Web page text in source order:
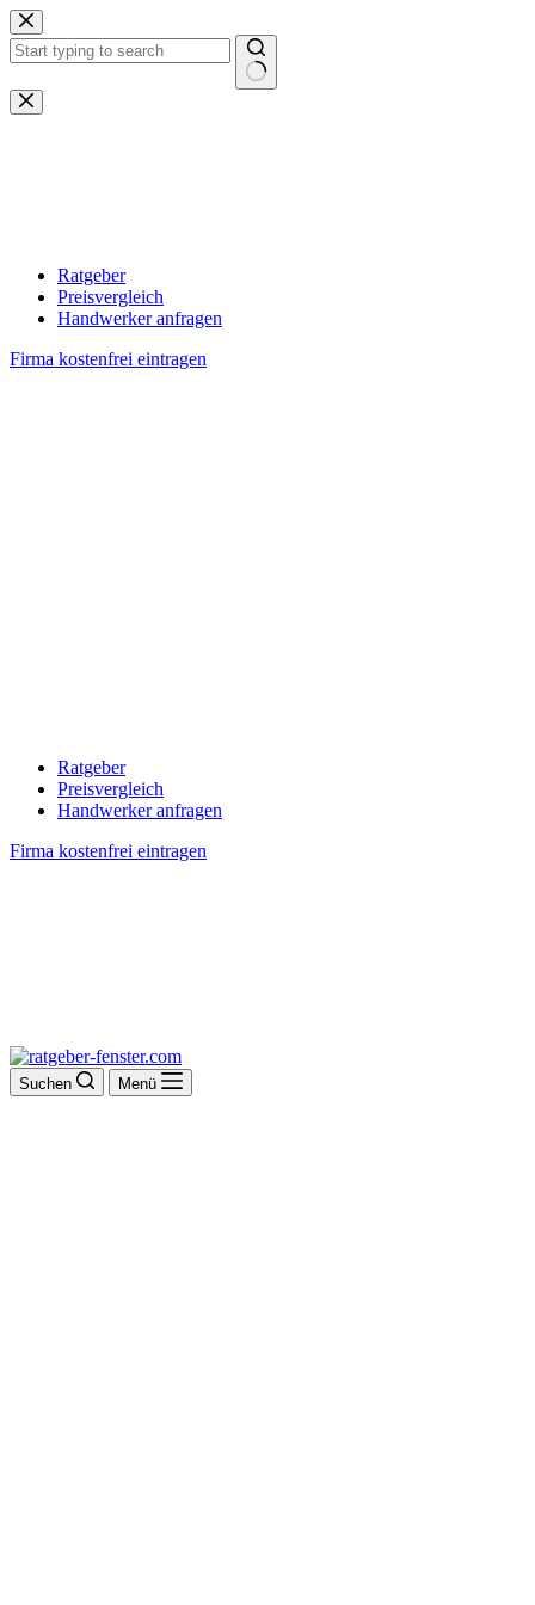
Zum
Inhalt
springen
Keine
Ergebnisse
Ratgeber
Preisvergleich
Handwerker anfragen
Firma kostenfrei eintragen
Ratgeber
Preisvergleich
Handwerker anfragen
Firma kostenfrei eintragen
Suchen Menü